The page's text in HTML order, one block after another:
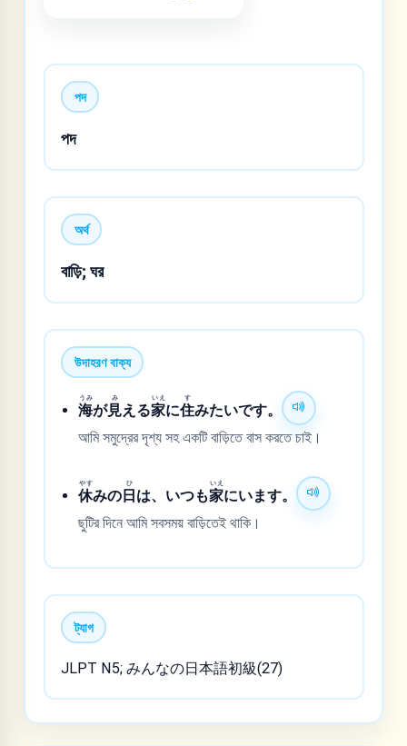
পদ
পদ
অর্থ
বাড়ি; ঘর
উদাহরণ বাক্য
海
うみ
が見
み
える家
いえ
に住
す
みたいです。
আমি সমুদ্রের দৃশ্য সহ একটি বাড়িতে বাস করতে চাই।
休
やす
みの日
ひ
は、いつも家
いえ
にいます。
ছুটির দিনে আমি সবসময় বাড়িতেই থাকি।
ট্যাগ
JLPT N5; みんなの日本語初級(27)